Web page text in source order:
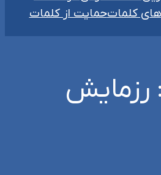
کلماتحمایت از کلمات
رزمایش